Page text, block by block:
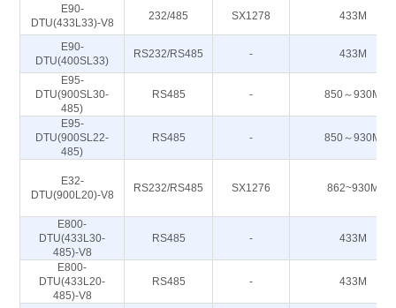
E90-
DTU(433L33)-V8
232/485 SX1278 433M
E90-
DTU(400SL33)
RS232/RS485 - 433M
E95-
DTU(900SL30-
485)
RS485 - 850～930M
E95-
DTU(900SL22-
485)
RS485 - 850～930M
E32-
DTU(900L20)-V8
RS232/RS485 SX1276 862~930M
E800-
DTU(433L30-
485)-V8
RS485 - 433M
E800-
DTU(433L20-
485)-V8
RS485 - 433M